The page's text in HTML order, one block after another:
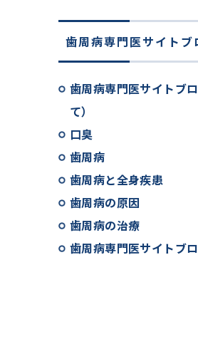
歯周病専門医サイトブ
歯周病専門医サイトブ
て）
口臭
歯周病
歯周病と全身疾患
歯周病の原因
歯周病の治療
歯周病専門医サイトブ